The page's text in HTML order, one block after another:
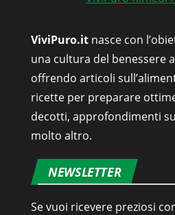
ViviPuro.it nasce con
una cultura del benessere
offrendo articoli
ricette per preparare
decotti, approfondimenti
molto altro.
NEWSLETTER
Se vuoi ricevere preziosi